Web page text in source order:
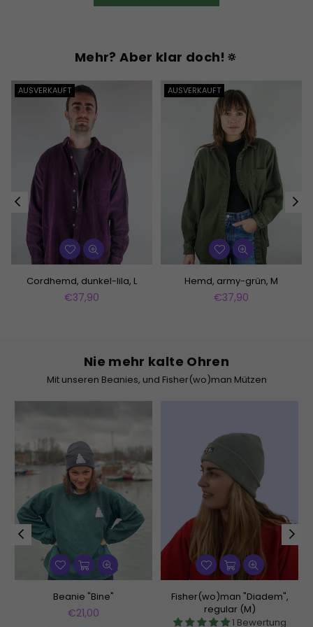
Mehr? Aber klar doch!🔅
AUSVERKAUFT
Cordhemd, dunkel-lila, L
Normaler
€37,90
AUSVERKAUFT
Hemd, army-grün, M
Normaler
€37,90
Nie mehr kalte Ohren
Mit unseren Beanies, und Fisher(wo)man Mützen
Beanie "Bine"
Normaler
€21,00
Fisher(wo)man "Diadem",
regular (M)
1 Bewertung